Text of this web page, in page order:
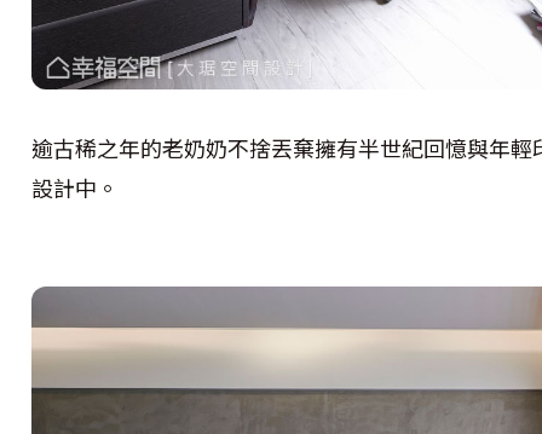
逾古稀之年的老奶奶不捨丟棄擁有半世紀回憶與年
設計中。